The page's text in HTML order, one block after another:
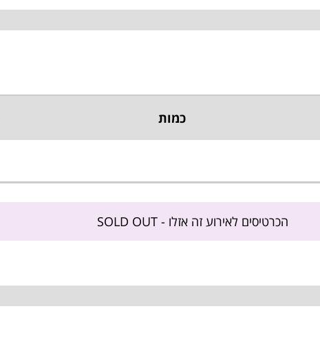
כמות
הכרטיסים לאירוע זה אזלו - SOLD OUT